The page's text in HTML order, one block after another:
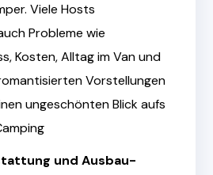
Viele Hosts
Probleme wie
Kosten, Alltag im Van und
Vorstellungen
ungeschönten Blick aufs
und Ausbau-